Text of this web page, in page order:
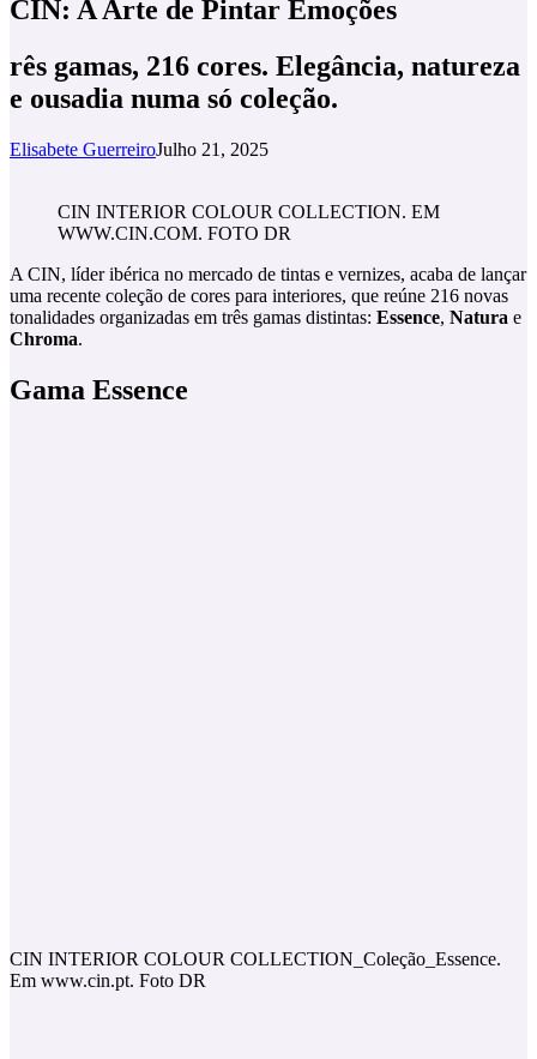
CIN: A Arte de Pintar Emoções
rês gamas, 216 cores. Elegância, natureza
e ousadia numa só coleção.
Elisabete GuerreiroJulho 21, 2025
CIN INTERIOR COLOUR COLLECTION. EM
WWW.CIN.COM. FOTO DR
A CIN, líder ibérica no mercado de tintas e vernizes, acaba de lançar
uma recente coleção de cores para interiores, que reúne 216 novas
tonalidades organizadas em três gamas distintas: Essence, Natura e
Chroma.
Gama Essence
CIN INTERIOR COLOUR COLLECTION_Coleção_Essence.
Em www.cin.pt. Foto DR